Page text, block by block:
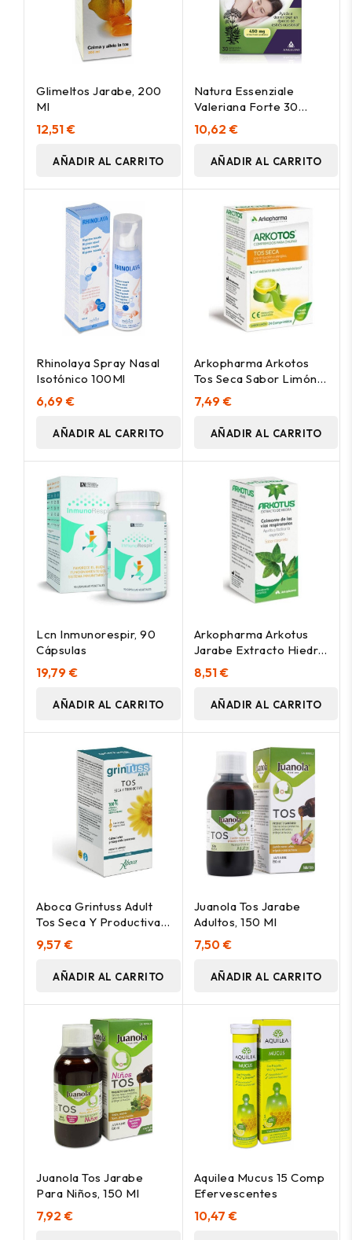
Glimeltos Jarabe, 200
Ml
12,51 €
AÑADIR AL CARRITO
Natura Essenziale
Valeriana Forte 30
Comprimidos
10,62 €
AÑADIR AL CARRITO
Rhinolaya Spray Nasal
Isotónico 100Ml
6,69 €
AÑADIR AL CARRITO
Arkopharma Arkotos
Tos Seca Sabor Limón
24Comp
7,49 €
AÑADIR AL CARRITO
Lcn Inmunorespir, 90
Cápsulas
19,79 €
AÑADIR AL CARRITO
Arkopharma Arkotus
Jarabe Extracto Hiedra,
150 Ml
8,51 €
AÑADIR AL CARRITO
Aboca Grintuss Adult
Tos Seca Y Productiva
180G
9,57 €
AÑADIR AL CARRITO
Juanola Tos Jarabe
Adultos, 150 Ml
7,50 €
AÑADIR AL CARRITO
Juanola Tos Jarabe
Para Niños, 150 Ml
7,92 €
Aquilea Mucus 15 Comp
Efervescentes
10,47 €